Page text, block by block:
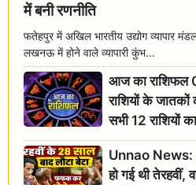
में बनी रणनीति
फतेहपुर में अखिल भारतीय उद्योग व्यापार
लखनऊ में होने वाले व्यापारी कुंभ...
आज का
राशियों के जातकों
सभी 12 राशियों
Unnao News:
हो गई थी तेरहवीं,